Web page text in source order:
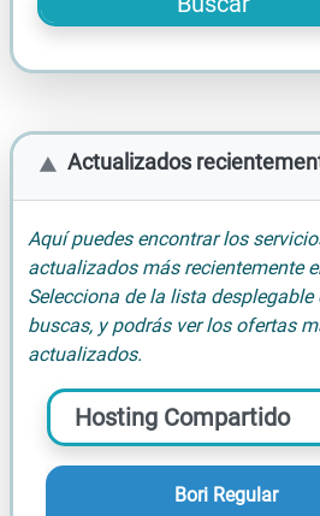
Actualizados
Aquí puedes encontrar los
actualizados más recientemente
Selecciona de la lista
buscas, y podrás ver los ofertas
actualizados.
Bori Regular